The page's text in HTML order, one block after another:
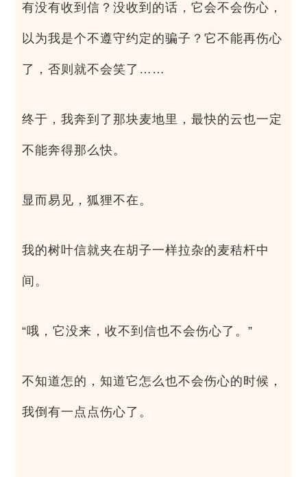
有没有收到信？没收到的话，它会不会伤心，
以为我是个不遵守约定的骗子？它不能再伤心
了，否则就不会笑了……
终于，我奔到了那块麦地里，最快的云也一定
不能奔得那么快。
显而易见，狐狸不在。
我的树叶信就夹在胡子一样拉杂的麦秸杆中
间。
“哦，它没来，收不到信也不会伤心了。”
不知道怎的，知道它怎么也不会伤心的时候，
我倒有一点点伤心了。